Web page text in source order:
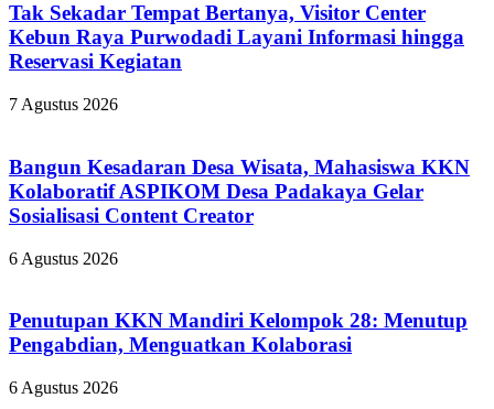
Tak Sekadar Tempat Bertanya, Visitor Center
Kebun Raya Purwodadi Layani Informasi hingga
Reservasi Kegiatan
7 Agustus 2026
Bangun Kesadaran Desa Wisata, Mahasiswa KKN
Kolaboratif ASPIKOM Desa Padakaya Gelar
Sosialisasi Content Creator
6 Agustus 2026
Penutupan KKN Mandiri Kelompok 28: Menutup
Pengabdian, Menguatkan Kolaborasi
6 Agustus 2026